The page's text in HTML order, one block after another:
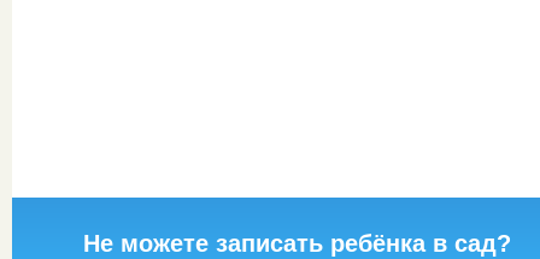
Не можете записать ребёнка в сад?